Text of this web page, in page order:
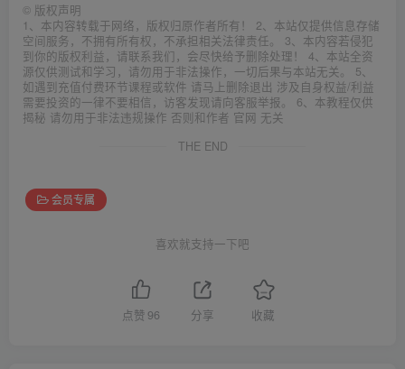
© 版权声明
1、本内容转载于网络，版权归原作者所有！ 2、本站仅提供信息存储
空间服务，不拥有所有权，不承担相关法律责任。 3、本内容若侵犯
到你的版权利益，请联系我们，会尽快给予删除处理！ 4、本站全资
源仅供测试和学习，请勿用于非法操作，一切后果与本站无关。 5、
如遇到充值付费环节课程或软件 请马上删除退出 涉及自身权益/利益
需要投资的一律不要相信，访客发现请向客服举报。 6、本教程仅供
揭秘 请勿用于非法违规操作 否则和作者 官网 无关
THE END
会员专属
喜欢就支持一下吧
点赞 96 分享 收藏